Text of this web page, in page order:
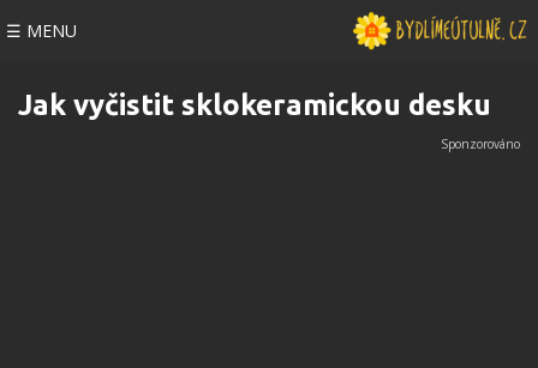
☰ MENU
Jak vyčistit sklokeramickou desku